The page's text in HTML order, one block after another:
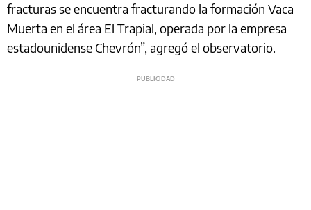
fracturas se encuentra fracturando la formación Vaca
Muerta en el área El Trapial, operada por la empresa
estadounidense Chevrón”, agregó el observatorio.